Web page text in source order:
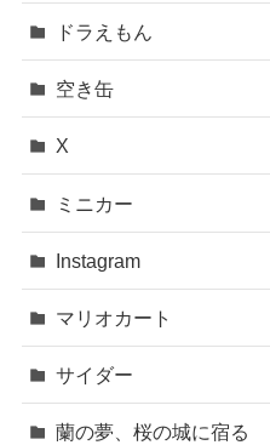
ドラえもん
空き缶
X
ミニカー
Instagram
マリオカート
サイダー
蘭の夢、桜の城に宿る